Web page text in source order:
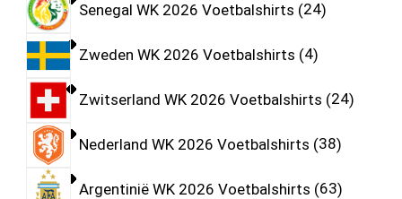
Senegal WK 2026 Voetbalshirts 24
Zweden WK 2026 Voetbalshirts 4
Zwitserland WK 2026 Voetbalshirts 24
Nederland WK 2026 Voetbalshirts 38
Argentinië WK 2026 Voetbalshirts 63